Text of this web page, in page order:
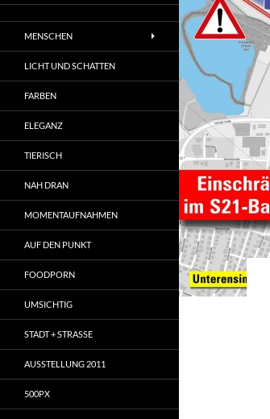
MENSCHEN
LICHT UND SCHATTEN
FARBEN
ELEGANZ
TIERISCH
NAH DRAN
MOMENTAUFNAHMEN
AUF DEN PUNKT
FOODPORN
UMSICHTIG
STADT + STRASSE
AUSSTELLUNG 2011
500PX